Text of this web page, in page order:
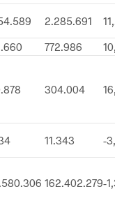
2.285.691
772.986
304.004
11.343
-
162.402.279-